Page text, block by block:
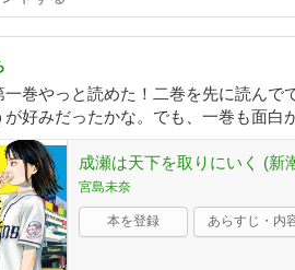
一巻やっと読めた！二巻を先に読ん
が好みだったかな。でも、一巻も面白
成瀬は天下を取りにいく (新
宮島未奈
本を登録 あらすじ・内